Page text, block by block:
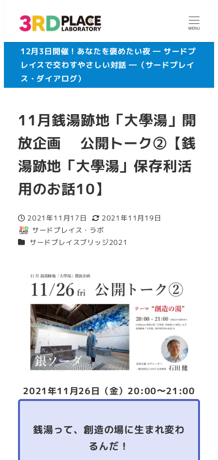
MENU
12月3日開催！あなたを褒めたい夜 ― サードプ
レイスで交わすやさしい対話 ―（サードプレイ
ス・ダイアログ）
11月銭湯跡地「大學湯」開
放企画 公開トーク②【銭
湯跡地「大學湯」保存利活
用のお話10】
投稿日
2021年11月17日
更新日
2021年11月19日
著
者
サードプレイス・ラボ
カテゴリー
サードプレイスブリッジ2021
2021年11月26日（金）20:00〜21:00
銭湯って、創造の場に生まれ変わ
るんだ！